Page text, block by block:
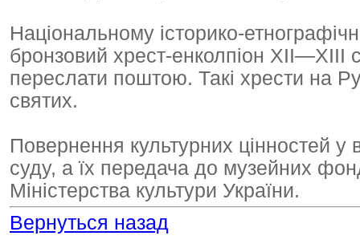
Національному історико-
бронзовий хрест-енколпіон XII—XIII
переслати поштою. Такі хрести на
святих.
Повернення культурних цінностей у
суду, а їх передача до музейних
Міністерства культури України.
Вернуться назад